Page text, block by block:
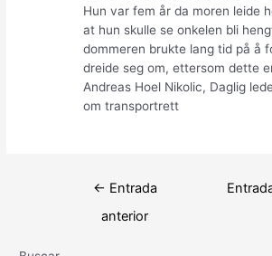
Hun var fem år da moren leide
at hun skulle se onkelen bli
dommeren brukte lang tid på å
dreide seg om, ettersom dette
Andreas Hoel Nikolic, Daglig
om transportrett
Navegación
← Entrada
anterior